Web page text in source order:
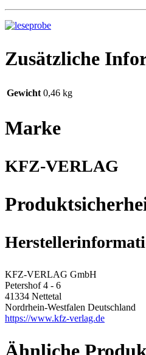
Zusätzliche
Gewicht 0,46 kg
Marke
KFZ-VERLAG
KFZ-VERLAG GmbH
Petershof 4 - 6
41334 Nettetal
Nordrhein-Westfalen Deutschland
https://www.kfz-verlag.de